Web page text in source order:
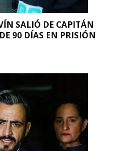
SALIÓ DE CAPITÁN
90 DÍAS EN PRISIÓN